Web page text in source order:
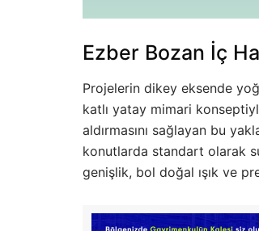
Ezber Bozan İç
Projelerin dikey eksende
katlı yatay mimari
aldırmasını sağlayan bu
konutlarda standart olarak
genişlik, bol doğal ışık ve